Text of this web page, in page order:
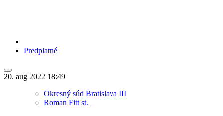
Predplatné
20. aug 2022 18:49
Okresný súd Bratislava III
Roman Fitt st.